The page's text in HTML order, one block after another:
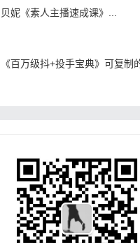
贝妮《素人主播速成课》...
《百万级抖+投手宝典》可复制